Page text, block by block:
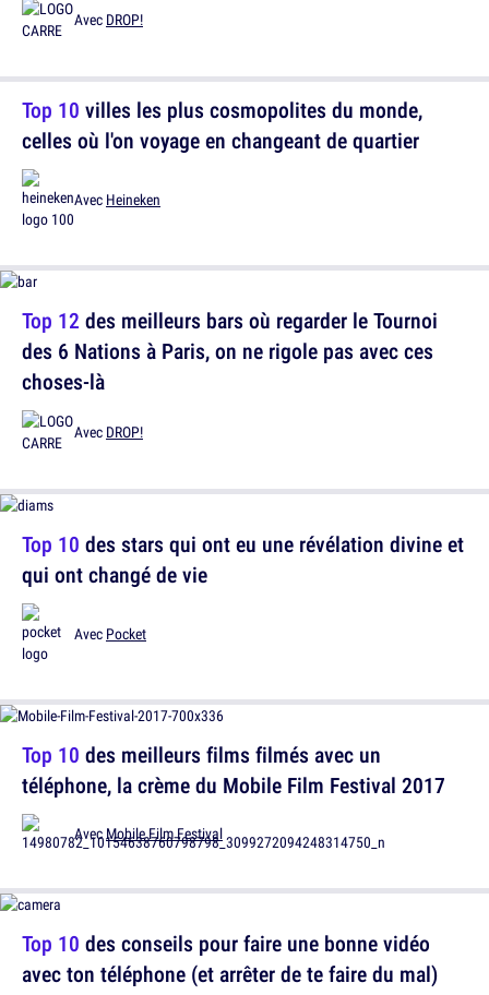
Avec DROP!
Top 12 des meilleurs bars où regarder le Tournoi
des 6 Nations à Paris, on ne rigole pas avec ces
choses-là
Avec DROP!
Top 10 des meilleurs films filmés avec un
téléphone, la crème du Mobile Film Festival 2017
AvecMobile Film Festival
Top 10 villes les plus cosmopolites du monde,
celles où l'on voyage en changeant de quartier
Avec Heineken
Top 10 des stars qui ont eu une révélation divine et
qui ont changé de vie
Avec Pocket
Top 10 des conseils pour faire une bonne vidéo
avec ton téléphone (et arrêter de te faire du mal)